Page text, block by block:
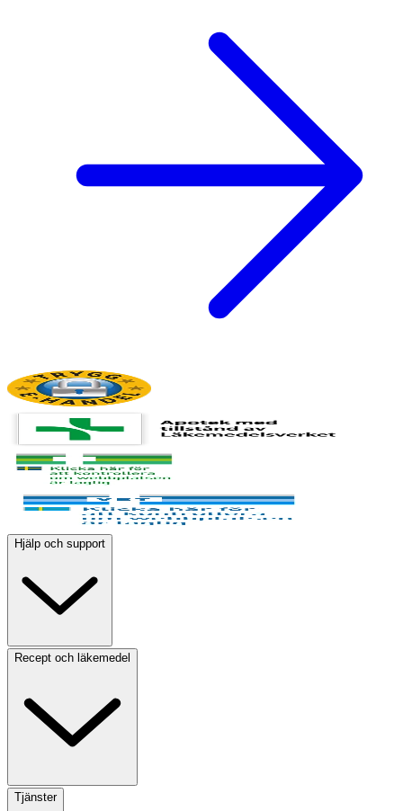
Hjälp och support
Recept och läkemedel
Tjänster